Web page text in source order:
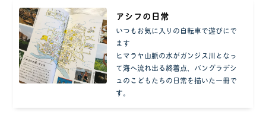
アシフの日常
いつもお気に入りの自転車で遊びにで
ます
ヒマラヤ山脈の水がガンジス川となっ
て海へ流れ出る終着点、バングラデシ
ュのこどもたちの日常を描いた一冊で
す。